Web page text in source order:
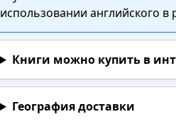
использовании английского
Книги можно купить в
География доставки